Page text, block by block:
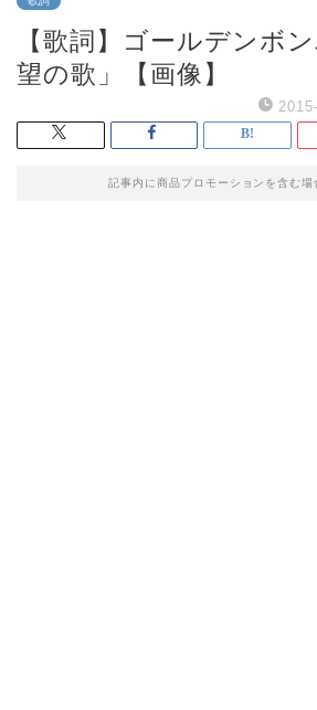
【歌詞】ゴールデンボ
望の歌」【画像】
記事内に商品プロモーションを含む場